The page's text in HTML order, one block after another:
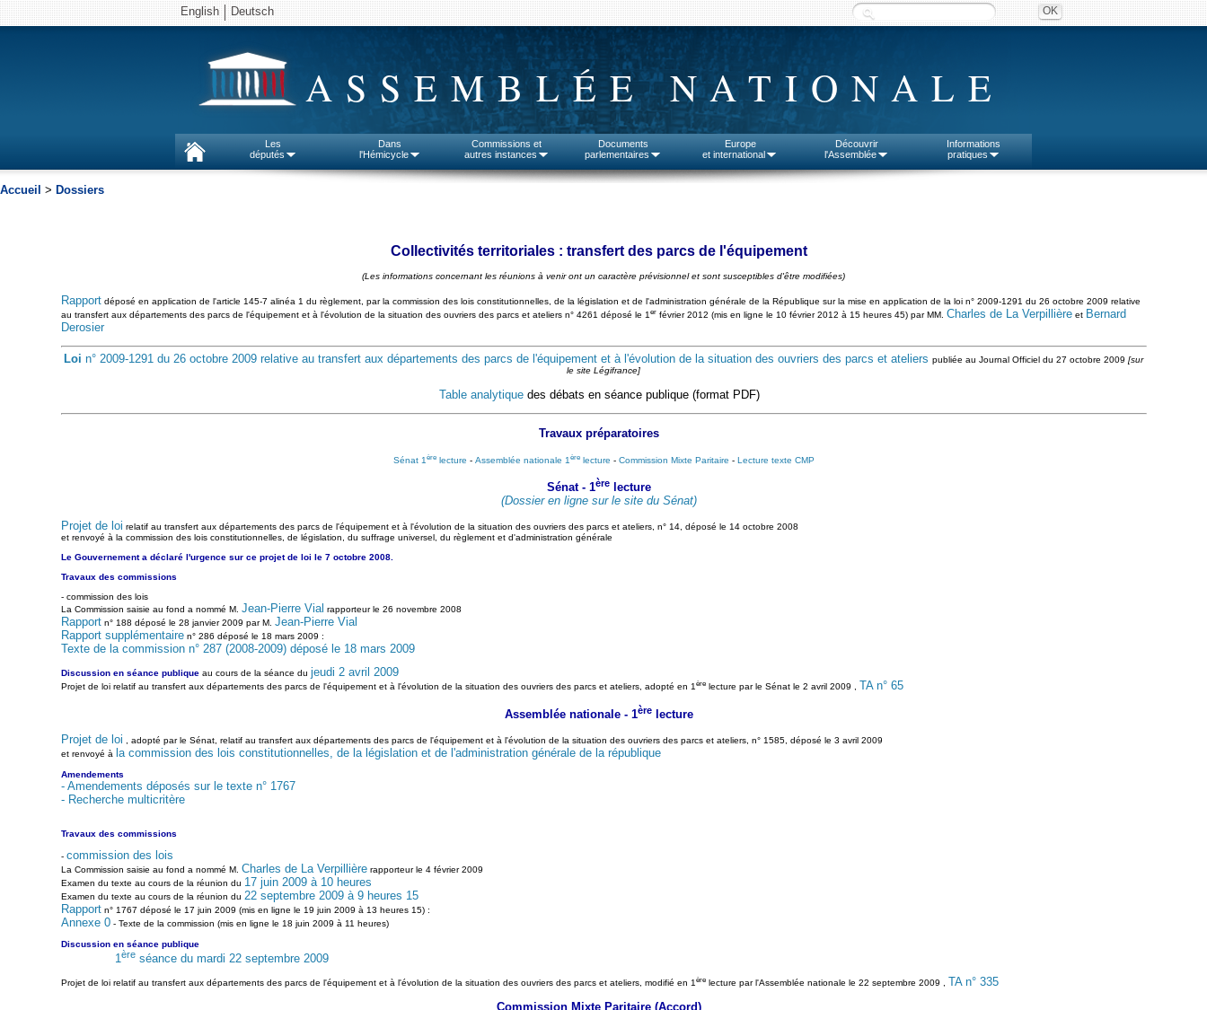
English Deutsch
ASSEMBLÉE NATIONALE
Les
députés
Dans
l'Hémicycle
Commissions et
autres instances
Documents
parlementaires
Europe
et international
Découvrir
l'Assemblée
Informations
pratiques
Accueil > Dossiers
Collectivités territoriales : transfert des parcs de l'équipement
(Les informations concernant les réunions à venir ont un caractère prévisionnel et sont susceptibles d'être modifiées)
Rapportdéposé en application de l'article 145-7 alinéa 1 du règlement, par la commission des lois constitutionnelles, de la législation et de l'administration générale de la République sur la mise en application de la loi n° 2009-1291 du 26 octobre 2009 relative
au transfert aux départements des parcs de l'équipement et à l'évolution de la situation des ouvriers des parcs et ateliers n° 4261 déposé le 1 erfévrier 2012 (mis en ligne le 10 février 2012 à 15 heures 45) par MM. Charles de La Verpillièreet Bernard
Derosier
Loi n° 2009-1291 du 26 octobre 2009 relative au transfert aux départements des parcs de l'équipement et à l'évolution de la situation des ouvriers des parcs et ateliers publiée au Journal Officiel du 27 octobre 2009 [sur
le site Légifrance]
Table analytiquedes débats en séance publique (format PDF)
Travaux préparatoires
Sénat 1 èrelecture - Assemblée nationale 1 èrelecture - Commission Mixte Paritaire - Lecture texte CMP
Sénat - 1ère lecture
(Dossier en ligne sur le site du Sénat)
Projet de loi relatif au transfert aux départements des parcs de l'équipement et à l'évolution de la situation des ouvriers des parcs et ateliers, n° 14, déposé le 14 octobre 2008
et renvoyé à la commission des lois constitutionnelles, de législation, du suffrage universel, du règlement et d'administration générale
Le Gouvernement a déclaré l'urgence sur ce projet de loi le 7 octobre 2008.
Travaux des commissions
- commission des lois
La Commission saisie au fond a nommé M. Jean-Pierre Vial rapporteur le 26 novembre 2008
Rapportn° 188 déposé le 28 janvier 2009 par M. Jean-Pierre Vial
Rapport supplémentairen° 286 déposé le 18 mars 2009 :
Texte de la commission n° 287 (2008-2009) déposé le 18 mars 2009
Discussion en séance publiqueau cours de la séance du jeudi 2 avril 2009
Projet de loi relatif au transfert aux départements des parcs de l'équipement et à l'évolution de la situation des ouvriers des parcs et ateliers, adopté en 1èrelecture par le Sénat le 2 avril 2009 , TA n° 65
Assemblée nationale - 1ère
lecture
Projet de loi , adopté par le Sénat, relatif au transfert aux départements des parcs de l'équipement et à l'évolution de la situation des ouvriers des parcs et ateliers, n° 1585, déposé le 3 avril 2009
et renvoyé à la commission des lois constitutionnelles, de la législation et de l'administration générale de la république
Amendements
- Amendements déposés sur le texte n° 1767
- Recherche multicritère
Travaux des commissions
- commission des lois
La Commission saisie au fond a nommé M. Charles de La Verpillièrerapporteur le 4 février 2009
Examen du texte au cours de la réunion du 17 juin 2009 à 10 heures
Examen du texte au cours de la réunion du 22 septembre 2009 à 9 heures 15
Rapportn° 1767 déposé le 17 juin 2009 (mis en ligne le 19 juin 2009 à 13 heures 15) :
Annexe 0- Texte de la commission (mis en ligne le 18 juin 2009 à 11 heures)
Discussion en séance publique
1ère séance du mardi 22 septembre 2009
Projet de loi relatif au transfert aux départements des parcs de l'équipement et à l'évolution de la situation des ouvriers des parcs et ateliers, modifié en 1 èrelecture par l'Assemblée nationale le 22 septembre 2009 , TA n° 335
Commission Mixte Paritaire (Accord)